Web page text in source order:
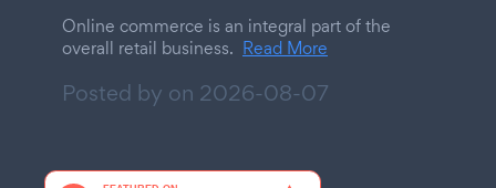
Online commerce is an integral part of the
overall retail business. Read More
Posted by on 2026-08-07